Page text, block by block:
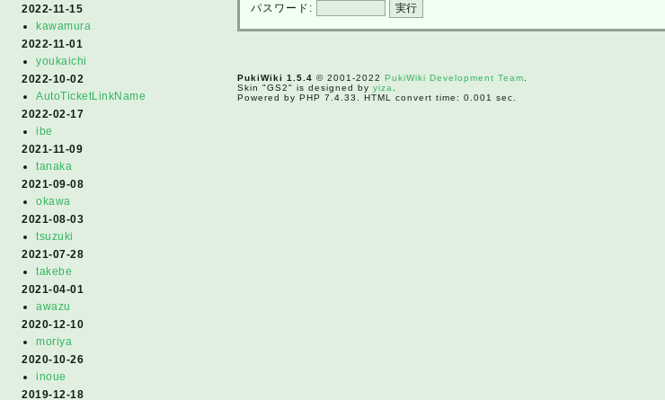
2022-11-15
kawamura
2022-11-01
youkaichi
2022-10-02
AutoTicketLinkName
2022-02-17
ibe
2021-11-09
tanaka
2021-09-08
okawa
2021-08-03
tsuzuki
2021-07-28
takebe
2021-04-01
awazu
2020-12-10
moriya
2020-10-26
inoue
2019-12-18
パスワード:
PukiWiki 1.5.4 © 2001-2022 PukiWiki Development Team
Skin "GS2" is designed by yiza
Powered by PHP 7.4.33. HTML convert time: 0.001 sec.